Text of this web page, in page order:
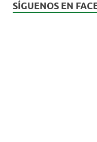
SÍGUENOS EN